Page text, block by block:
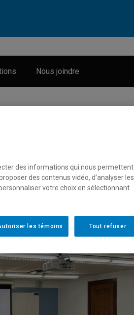
Nous joindre
des informations qui nous permettent
des contenus vidéo, d’analyser les
votre choix en sélectionnant
Tout refuser
les témoins